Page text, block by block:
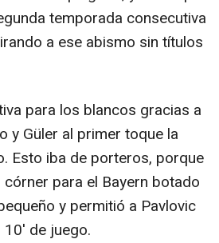
temporada consecutiva
a ese abismo sin títulos
para los blancos gracias a
y Güler al primer toque la
Esto iba de porteros, porque
para el Bayern botado
y permitió a Pavlovic
de juego.